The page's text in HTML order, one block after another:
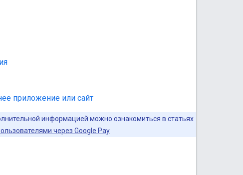
приложение или сайт
информацией можно ознакомиться в статьях
через Google Pay